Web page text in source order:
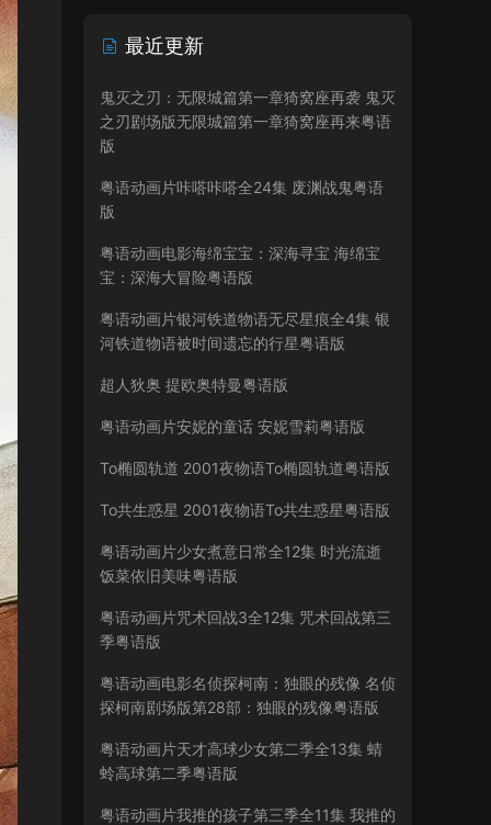
最近更新
鬼灭之刃：无限城篇第一章猗窝座再袭 鬼灭
之刃剧场版无限城篇第一章猗窝座再来粤语
版
粤语动画片咔嗒咔嗒全24集 废渊战鬼粤语
版
粤语动画电影海绵宝宝：深海寻宝 海绵宝
宝：深海大冒险粤语版
粤语动画片银河铁道物语无尽星痕全4集 银
河铁道物语被时间遗忘的行星粤语版
超人狄奥 提欧奥特曼粤语版
粤语动画片安妮的童话 安妮雪莉粤语版
To椭圆轨道 2001夜物语To椭圆轨道粤语版
To共生惑星 2001夜物语To共生惑星粤语版
粤语动画片少女煮意日常全12集 时光流逝
饭菜依旧美味粤语版
粤语动画片咒术回战3全12集 咒术回战第三
季粤语版
粤语动画电影名侦探柯南：独眼的残像 名侦
探柯南剧场版第28部：独眼的残像粤语版
粤语动画片天才高球少女第二季全13集 蜻
蛉高球第二季粤语版
粤语动画片我推的孩子第三季全11集 我推的